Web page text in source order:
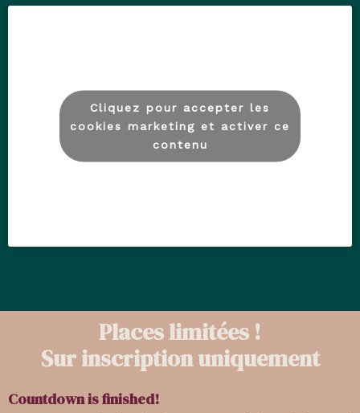
Cliquez pour accepter les
cookies marketing et activer ce
contenu
Places limitées !
Sur inscription uniquement
Countdown is finished!